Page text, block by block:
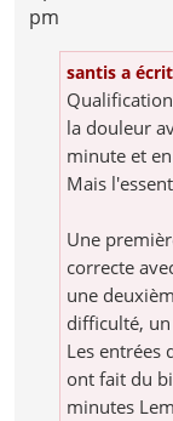
pm
santis a
la douleur
minute et
Mais
Une
correcte
une
difficulté,
Les entrées
ont fait du
minutes